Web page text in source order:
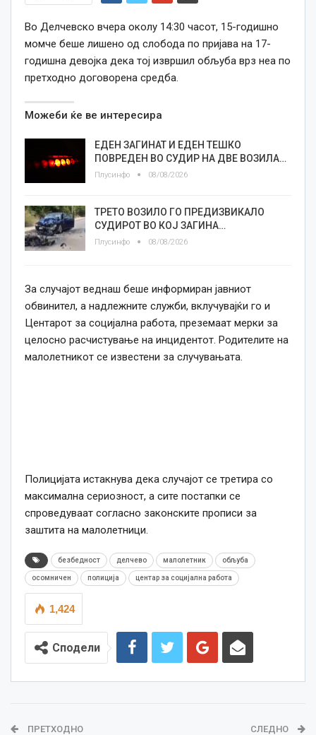
Во Делчевско вчера околу 14:30 часот, 15-годишно
момче беше лишено од слобода по пријава на 17-
годишна девојка дека тој извршил обљуба врз неа по
претходно договорена средба.
Можеби ќе ве интересира
ЕДЕН ЗАГИНАТ И ЕДЕН ТЕШКО
ПОВРЕДЕН ВО СУДИР НА ДВЕ ВОЗИЛА…
Плусинфо 08/08/2026
ТРЕТО ВОЗИЛО ГО ПРЕДИЗВИКАЛО
СУДИРОТ ВО КОЈ ЗАГИНА…
Плусинфо 08/08/2026
За случајот веднаш беше информиран јавниот
обвинител, а надлежните служби, вклучувајќи го и
Центарот за социјална работа, преземаат мерки за
целосно расчистување на инцидентот. Родителите на
малолетникот се известени за случувањата.
Полицијата истакнува дека случајот се третира со
максимална сериозност, а сите постапки се
спроведуваат согласно законските прописи за
заштита на малолетници.
безбедност делчево малолетник обљуба
осомничен полиција центар за социјална работа
1,424
Сподели
ПРЕТХОДНО СЛЕДНО